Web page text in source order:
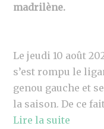
madrilène.
Le jeudi 10 août
s’est rompu le
genou gauche et
la saison. De ce
Lire la suite